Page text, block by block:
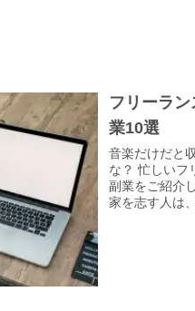
フリーラ
業10選
音楽だけだと
な？ 忙しいフ
副業をご紹介
家を志す人は